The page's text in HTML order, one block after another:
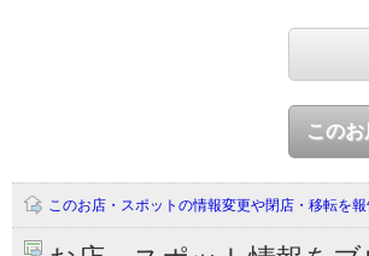
この
このお店・スポットの情報変更や閉店・移転を